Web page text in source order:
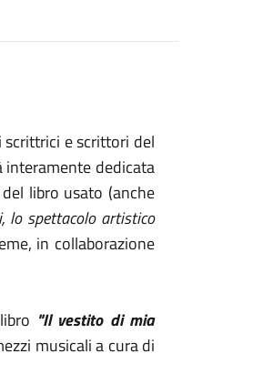
e scrittori del
dedicata
libro usato (anche
lo spettacolo artistico
in collaborazione
"Il vestito di mia
musicali a cura di